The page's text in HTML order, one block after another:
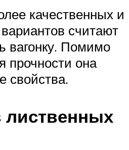
качественных и
считают
вагонку. Помимо
прочности она
свойства.
лиственных